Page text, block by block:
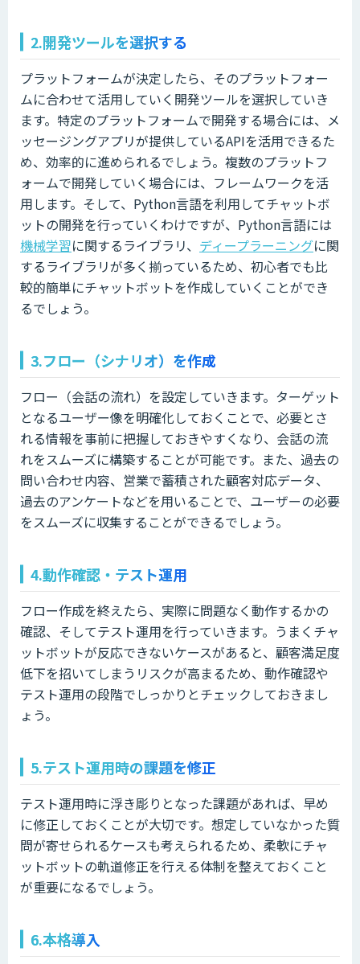
2.開発ツールを選択する
プラットフォームが決定したら、そのプラットフォー
ムに合わせて活用していく開発ツールを選択していき
ます。特定のプラットフォームで開発する場合には、メ
ッセージングアプリが提供しているAPIを活用できるた
め、効率的に進められるでしょう。複数のプラットフ
ォームで開発していく場合には、フレームワークを活
用します。そして、Python言語を利用してチャットボ
ットの開発を行っていくわけですが、Python言語には
機械学習に関するライブラリ、 ディープラーニングに関
するライブラリが多く揃っているため、初心者でも比
較的簡単にチャットボットを作成していくことができ
るでしょう。
3.フロー（シナリオ）を作成
フロー（会話の流れ）を設定していきます。ターゲット
となるユーザー像を明確化しておくことで、必要とさ
れる情報を事前に把握しておきやすくなり、会話の流
れをスムーズに構築することが可能です。また、過去の
問い合わせ内容、営業で蓄積された顧客対応データ、
過去のアンケートなどを用いることで、ユーザーの必要
をスムーズに収集することができるでしょう。
4.動作確認・テスト運用
フロー作成を終えたら、実際に問題なく動作するかの
確認、そしてテスト運用を行っていきます。うまくチャ
ットボットが反応できないケースがあると、顧客満足度
低下を招いてしまうリスクが高まるため、動作確認や
テスト運用の段階でしっかりとチェックしておきまし
ょう。
5.テスト運用時の課題を修正
テスト運用時に浮き彫りとなった課題があれば、早め
に修正しておくことが大切です。想定していなかった質
問が寄せられるケースも考えられるため、柔軟にチャ
ットボットの軌道修正を行える体制を整えておくこと
が重要になるでしょう。
6.本格導入